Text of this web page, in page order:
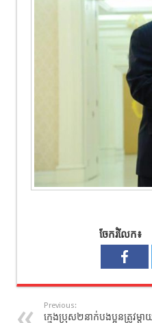
ចែករំលែក៖
Previous:
ក្មេងប្រុស២នាក់បងប្អូនត្រូវម្